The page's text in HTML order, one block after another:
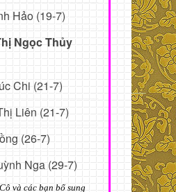
Hảo (19-7)
Ngọc Thủy
Chi (21-7)
Liên (21-7)
(26-7)
Nga (29-7)
và các bạn bổ sung